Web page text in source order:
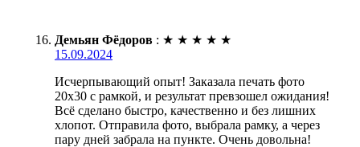
Демьян Фёдоров : ★ ★ ★ ★ ★
15.09.2024
Исчерпывающий опыт! Заказала печать фото
20х30 с рамкой, и результат превзошел ожидания!
Всё сделано быстро, качественно и без лишних
хлопот. Отправила фото, выбрала рамку, а через
пару дней забрала на пункте. Очень довольна!